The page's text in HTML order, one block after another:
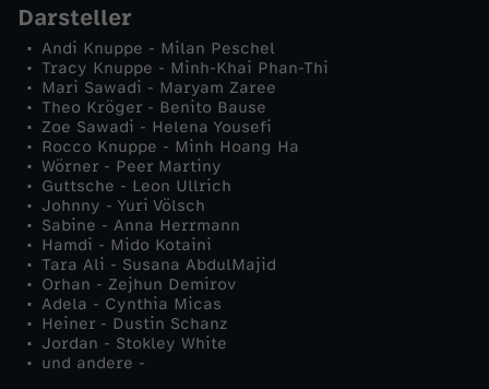
n
e
B
u
n
t
e
Darsteller
Andi Knuppe - Milan Peschel
Tracy Knuppe - Minh-Khai Phan-Thi
Mari Sawadi - Maryam Zaree
Theo Kröger - Benito Bause
Zoe Sawadi - Helena Yousefi
Rocco Knuppe - Minh Hoang Ha
Wörner - Peer Martiny
Guttsche - Leon Ullrich
Johnny - Yuri Völsch
Sabine - Anna Herrmann
Hamdi - Mido Kotaini
Tara Ali - Susana AbdulMajid
Orhan - Zejhun Demirov
Adela - Cynthia Micas
Heiner - Dustin Schanz
Jordan - Stokley White
und andere -